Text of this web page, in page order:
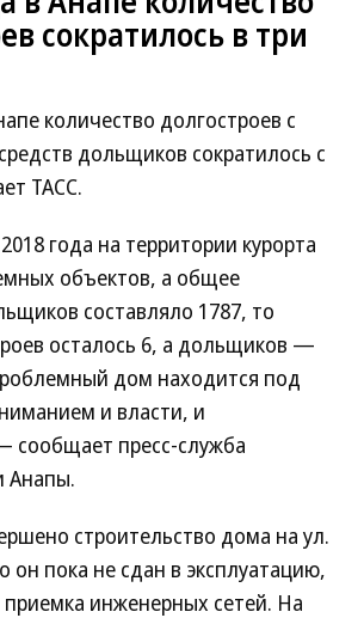
сократилось в три
количество долгостроев с
дольщиков сократилось с
ТАСС.
года на территории курорта
объектов, а общее
составляло 1787, то
осталось 6, а дольщиков —
дом находится под
и власти, и
сообщает пресс-служба
Анапы.
строительство дома на ул.
он пока не сдан в эксплуатацию,
приемка инженерных сетей. На